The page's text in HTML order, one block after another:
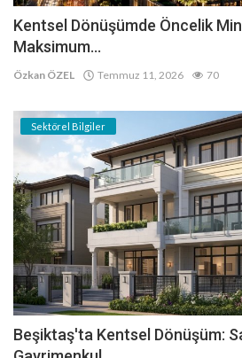
Kentsel Dönüşümde Öncelik
Maksimum...
Özkan ÖZEL Temmuz 11, 2026 70
Sektörel Bilgiler
Beşiktaş'ta Kentsel Dönüşüm: